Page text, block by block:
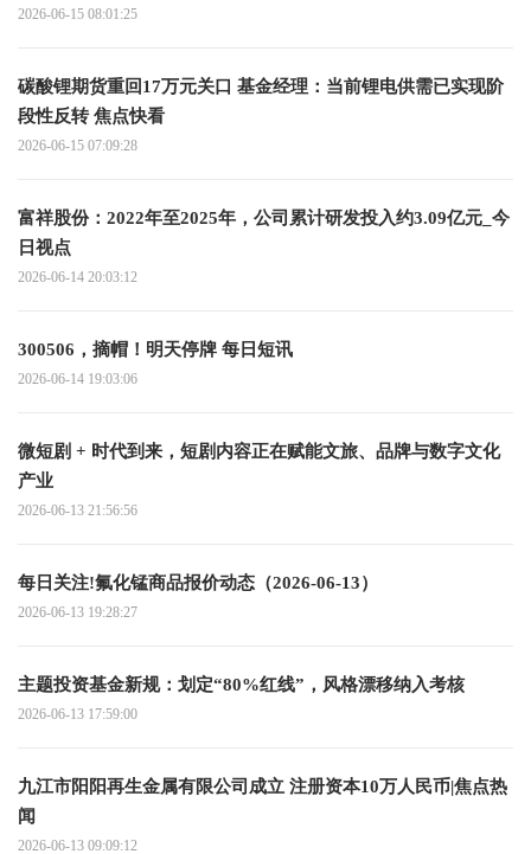
2026-06-15 08:01:25
碳酸锂期货重回17万元关口 基金经理：当前锂电供需已实现阶
段性反转 焦点快看
2026-06-15 07:09:28
富祥股份：2022年至2025年，公司累计研发投入约3.09亿元_今
日视点
2026-06-14 20:03:12
300506，摘帽！明天停牌 每日短讯
2026-06-14 19:03:06
微短剧 + 时代到来，短剧内容正在赋能文旅、品牌与数字文化
产业
2026-06-13 21:56:56
每日关注!氟化锰商品报价动态（2026-06-13）
2026-06-13 19:28:27
主题投资基金新规：划定“80%红线”，风格漂移纳入考核
2026-06-13 17:59:00
九江市阳阳再生金属有限公司成立 注册资本10万人民币|焦点热
闻
2026-06-13 09:09:12